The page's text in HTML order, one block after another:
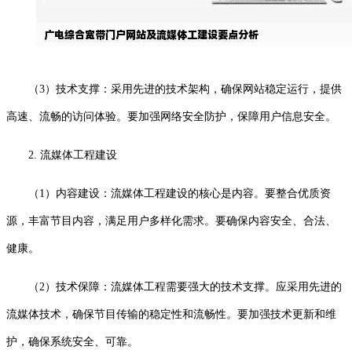
（3）技术支撑：采用先进的技术架构，确保网站稳定运行，提供
高速、流畅的访问体验。要加强网络安全防护，保障用户信息安全。
2. 流媒体工程建设
（1）内容建设：流媒体工程建设的核心是内容。要整合优质资
源，丰富节目内容，满足用户多样化需求。要确保内容安全、合法、
健康。
（2）技术保障：流媒体工程需要强大的技术支撑。应采用先进的
流媒体技术，确保节目传输的稳定性和流畅性。要加强技术更新和维
护，确保系统安全、可靠。